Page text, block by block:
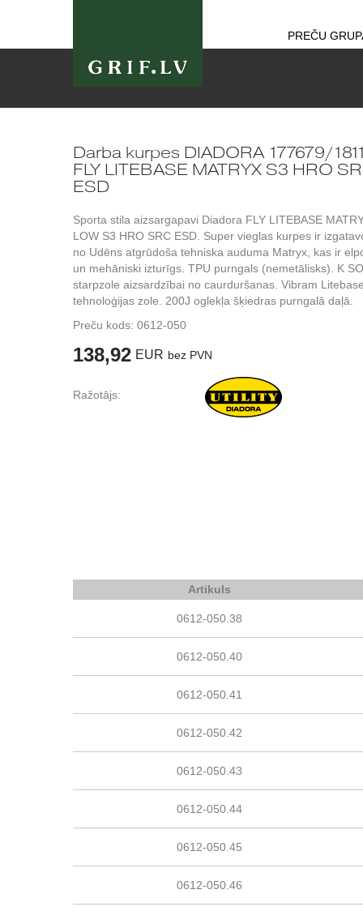
PREČU
Darba kurpes DIADORA 177679/
FLY LITEBASE MATRYX S3 HRO
ESD
Sporta stila aizsargapavi Diadora FLY LITEBASE
LOW S3 HRO SRC ESD. Super vieglas kurpes ir
no Udēns atgrūdoša tehniska auduma Matryx, kas ir
un mehāniski izturīgs. TPU purngals (nemetālisks). K
starpzole aizsardzībai no caurduršanas. Vibram
tehnoloģijas zole. 200J oglekļa šķiedras purngalā daļā.
Preču kods: 0612-050
138,92 EUR bez PVN
Ražotājs:
Artikuls
0612-050.38
0612-050.40
0612-050.41
0612-050.42
0612-050.43
0612-050.44
0612-050.45
0612-050.46